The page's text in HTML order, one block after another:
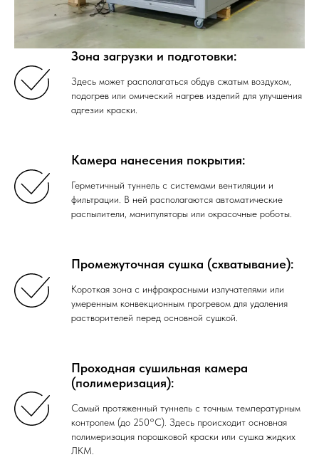
Зона загрузки и подготовки:
Здесь может располагаться обдув сжатым воздухом,
подогрев или омический нагрев изделий для улучшения
адгезии краски.
Камера нанесения покрытия:
Герметичный туннель с системами вентиляции и
фильтрации. В ней располагаются автоматические
распылители, манипуляторы или окрасочные роботы.
Промежуточная сушка (схватывание):
Короткая зона с инфракрасными излучателями или
умеренным конвекционным прогревом для удаления
растворителей перед основной сушкой.
Проходная сушильная камера
(полимеризация):
Самый протяженный туннель с точным температурным
контролем (до 250°C). Здесь происходит основная
полимеризация порошковой краски или сушка жидких
ЛКМ.